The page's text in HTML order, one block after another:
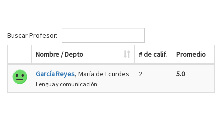
Buscar Profesor:
Nombre / Depto # de calif. Promedio
García Reyes, María de Lourdes
Lengua y comunicación
2 5.0